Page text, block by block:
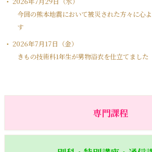
今回の熊本地震において被災された方々に心
す
2026年7月17日（金）
きもの技術科1年生が男物浴衣を仕立てました
専門課程